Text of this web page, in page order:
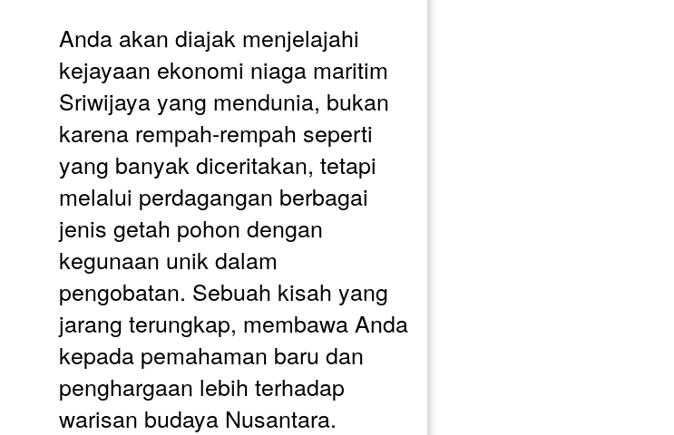
Anda akan diajak menjelajahi
kejayaan ekonomi niaga maritim
Sriwijaya yang mendunia, bukan
karena rempah-rempah seperti
yang banyak diceritakan, tetapi
melalui perdagangan berbagai
jenis getah pohon dengan
kegunaan unik dalam
pengobatan. Sebuah kisah yang
jarang terungkap, membawa Anda
kepada pemahaman baru dan
penghargaan lebih terhadap
warisan budaya Nusantara.